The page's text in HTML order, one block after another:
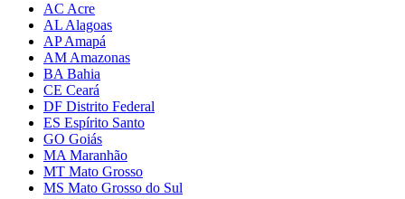
AC Acre
AL Alagoas
AP Amapá
AM Amazonas
BA Bahia
CE Ceará
DF Distrito Federal
ES Espírito Santo
GO Goiás
MA Maranhão
MT Mato Grosso
MS Mato Grosso do Sul